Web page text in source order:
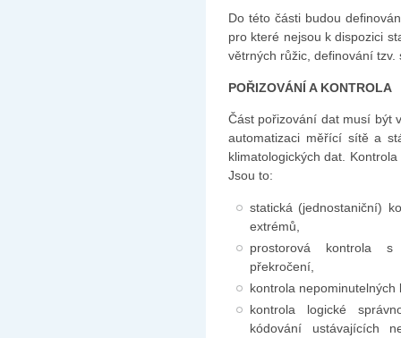
Do této části budou
pro které nejsou k dispozici
větrných růžic, definování
POŘIZOVÁNÍ A KONTROLA
Část pořizování dat musí být
automatizaci měřící sítě a
klimatologických dat.
Jsou to:
statická (jednostaniční)
extrémů,
prostorová kontrola s
překročení,
kontrola
kontrola logické
kódování ustávajících